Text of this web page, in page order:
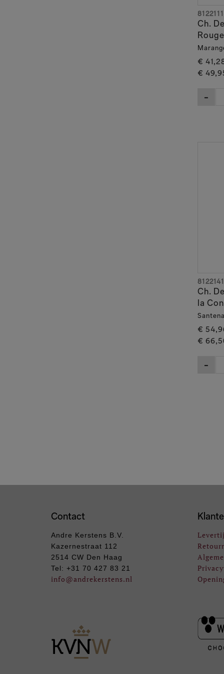
Ch.
€
€
Ch.
la
€
€
Contact
Andre Kerstens B.V.
Kazernestraat 112
2514 CW Den Haag
Tel: +31 70 427 83 21
info@andrekerstens.nl